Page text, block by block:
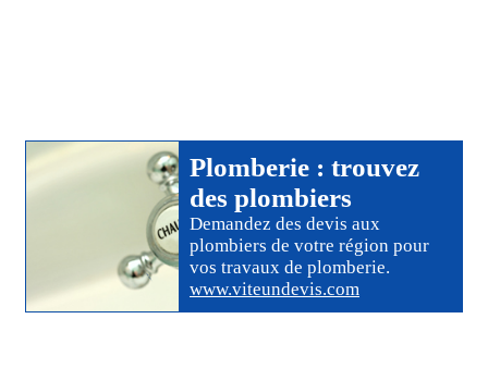
Plomberie : trouvez
des plombiers
Demandez des devis aux
plombiers de votre région pour
vos travaux de plomberie.
www.viteundevis.com